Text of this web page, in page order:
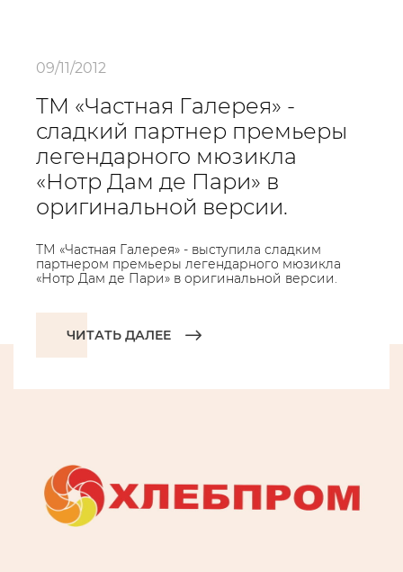
09/11/2012
ТМ «Частная Галерея» -
сладкий партнер премьеры
легендарного мюзикла
«Нотр Дам де Пари» в
оригинальной версии.
ТМ «Частная Галерея» - выступила сладким
партнером премьеры легендарного мюзикла
«Нотр Дам де Пари» в оригинальной версии.
ЧИТАТЬ ДАЛЕЕ